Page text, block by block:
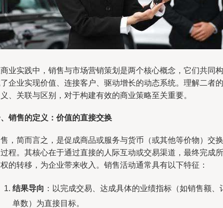
业实践中，销售与市场营销策划是两个核心概念，它们共同构
企业实现价值、连接客户、驱动增长的动态系统。理解二者的
、关联与区别，对于构建有效的商业策略至关重要。
销售的定义：价值的直接交换
，简而言之，是促成商品或服务与货币（或其他等价物）交换
程。其核心在于通过直接的人际互动或交易渠道，最终完成所
的转移，为企业带来收入。销售活动通常具有以下特征：
结果导向 ：以完成交易、达成具体的业绩指标（如销售额、
单数）为直接目标。